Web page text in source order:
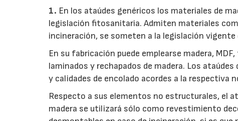
1. En los ataúdes genéricos los materiales de
legislación fitosanitaria. Admiten materiales
incineración, se someten a la legislación
En su fabricación puede emplearse madera,
laminados y rechapados de madera. Los
y calidades de encolado acordes a la respectiva
Respecto a sus elementos no estructurales, el
madera se utilizará sólo como revestimiento